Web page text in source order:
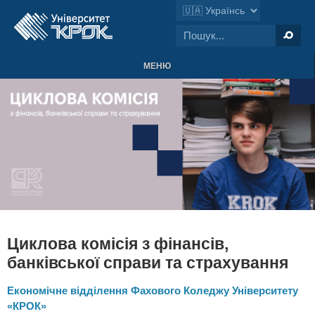
МЕНЮ
Циклова комісія з фінансів,
банківської справи та страхування
Економічне відділення Фахового Коледжу Університету
«КРОК»